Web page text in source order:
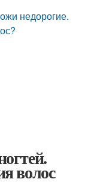
недорогие.
волос